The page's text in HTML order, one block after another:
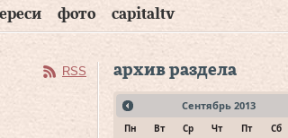
фото capitaltv
RSS архив раздела
Сентябрь 2013
Пн Вт Ср Чт Пт Сб